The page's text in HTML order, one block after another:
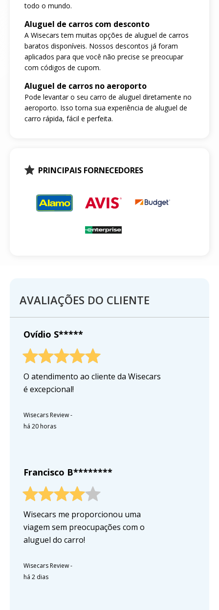
todo o mundo.
Aluguel de carros com desconto
A Wisecars tem muitas opções de aluguel de carros
baratos disponíveis. Nossos descontos já foram
aplicados para que você não precise se preocupar
com códigos de cupom.
Aluguel de carros no aeroporto
Pode levantar o seu carro de aluguel diretamente no
aeroporto. Isso torna sua experiência de aluguel de
carro rápida, fácil e perfeita.
PRINCIPAIS FORNECEDORES
AVALIAÇÕES DO CLIENTE
Ovídio S*****
O atendimento ao cliente da Wisecars
é excepcional!
Wisecars Review-
há 20 horas
Francisco B********
Wisecars me proporcionou uma
viagem sem preocupações com o
aluguel do carro!
Wisecars Review-
há 2 dias